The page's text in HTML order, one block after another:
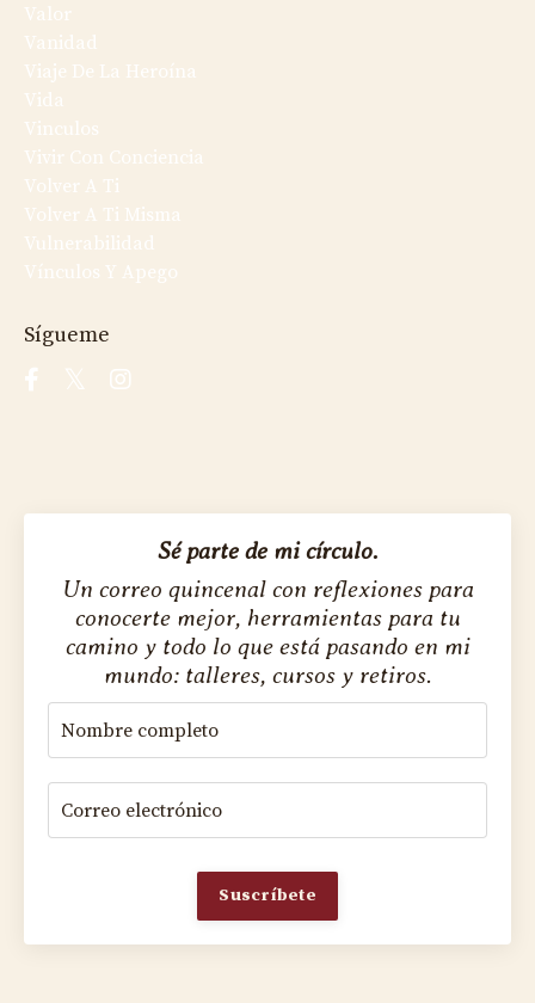
Valor
Vanidad
Viaje De La Heroína
Vida
Vinculos
Vivir Con Conciencia
Volver A Ti
Volver A Ti Misma
Vulnerabilidad
Vínculos Y Apego
Sígueme
Sé parte de mi círculo.
Un correo quincenal con reflexiones para
conocerte mejor, herramientas para tu
camino y todo lo que está pasando en mi
mundo: talleres, cursos y retiros.
Suscríbete